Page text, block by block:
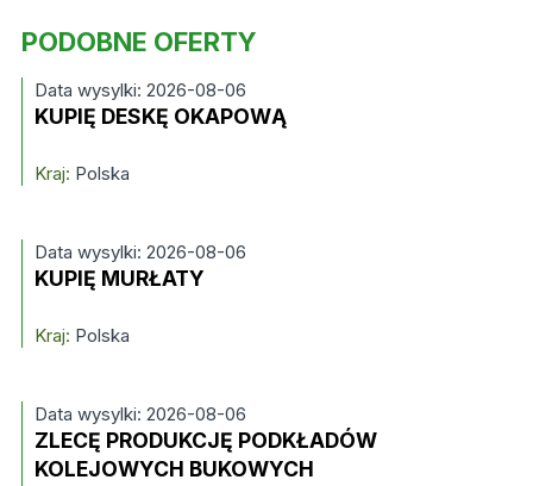
PODOBNE OFERTY
Data wysylki: 2026-08-06
KUPIĘ DESKĘ OKAPOWĄ
Kraj: Polska
Data wysylki: 2026-08-06
KUPIĘ MURŁATY
Kraj: Polska
Data wysylki: 2026-08-06
ZLECĘ PRODUKCJĘ PODKŁADÓW
KOLEJOWYCH BUKOWYCH